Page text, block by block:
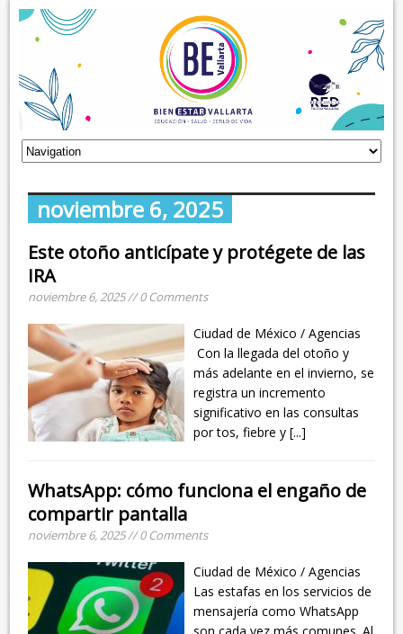
noviembre 6, 2025
Este otoño anticípate y protégete de las
IRA
noviembre 6, 2025 // 0 Comments
Ciudad de México / Agencias
Con la llegada del otoño y
más adelante en el invierno, se
registra un incremento
significativo en las consultas
por tos, fiebre y[...]
WhatsApp: cómo funciona el engaño de
compartir pantalla
noviembre 6, 2025 // 0 Comments
Ciudad de México / Agencias
Las estafas en los servicios de
mensajería como WhatsApp